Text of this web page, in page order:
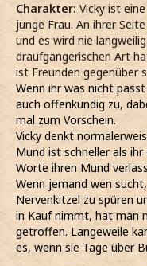
Charakter: Vicky ist
junge Frau. An ihrer
und es wird nie
draufgängerischen Art
ist Freunden gegenüber
Wenn ihr was nicht
auch offenkundig zu,
mal zum Vorschein.
Vicky denkt
Mund ist schneller als
Worte ihren Mund
Wenn jemand wen
Nervenkitzel zu spüren
in Kauf nimmt, hat man
getroffen. Langeweile
es, wenn sie Tage über